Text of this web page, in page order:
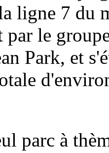
ligne 7 du
le
Park, et
parc à